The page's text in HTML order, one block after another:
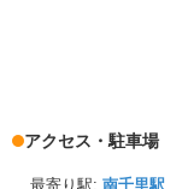
アクセス・駐車場
最寄り駅: 南千里駅